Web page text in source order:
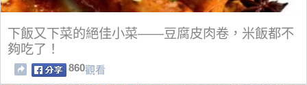
下飯又下菜的絕佳小菜——豆腐皮肉卷，米飯都不
夠吃了！
860觀看